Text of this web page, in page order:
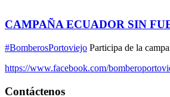
CAMPAÑA ECUADOR SIN
#BomberosPortoviejo Participa de la
https://www.facebook.com/
Contáctenos